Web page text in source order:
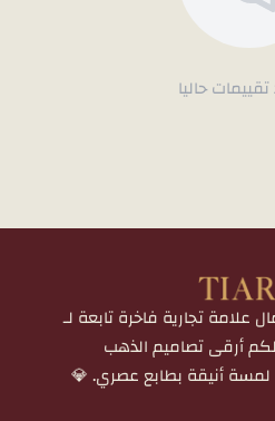
حاليا
علامة تجارية فاخرة تابعة لـ
أرقى تصاميم الذهب
أنيقة بطابع عصري. 💎